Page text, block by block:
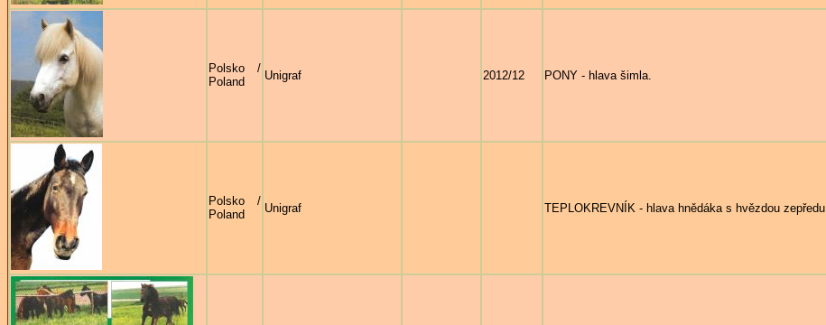
Polsko /
Poland
Unigraf 2012/12 PONY - hlava šimla.
Polsko /
Poland
Unigraf TEPLOKREVNÍK - hlava hnědáka s hvězdou zepředu.